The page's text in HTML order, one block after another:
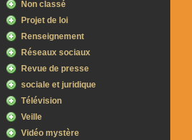
Non classé
Projet de loi
Renseignement
Réseaux sociaux
Revue de presse
sociale et juridique
Télévision
Veille
Vidéo mystère